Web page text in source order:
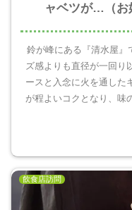
ャベツが…（お
鈴が峰にある『清水屋』
ズ感よりも直径が一回り
ースと入念に火を通した
が程よいコクとなり、味
飲食店訪問